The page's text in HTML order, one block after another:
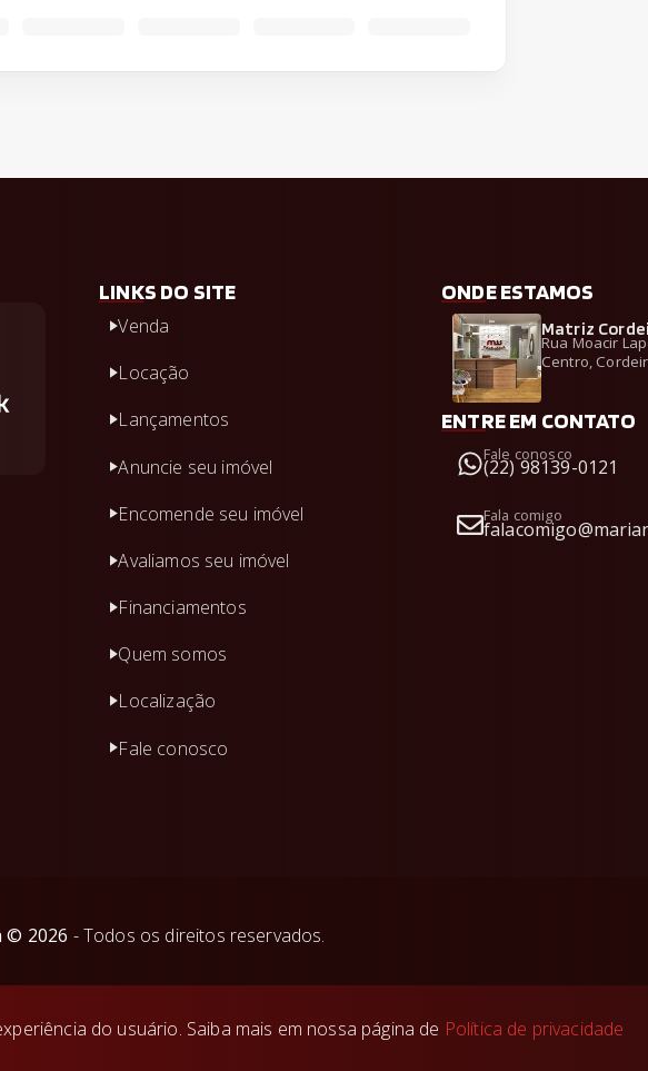
LINKS DO SITE
Venda
Locação
Lançamentos
Anuncie seu imóvel
Encomende seu imóvel
Avaliamos seu imóvel
Financiamentos
Quem somos
Localização
Fale conosco
ONDE ESTAMOS
Matriz
Rua Moacir
Centro,
ENTRE EM CONTATO
Fale conosco
(22) 98139-0121
Fala comigo
© 2026 - Todos os direitos reservados.
do usuário. Saiba mais em nossa página de Política de privacidade